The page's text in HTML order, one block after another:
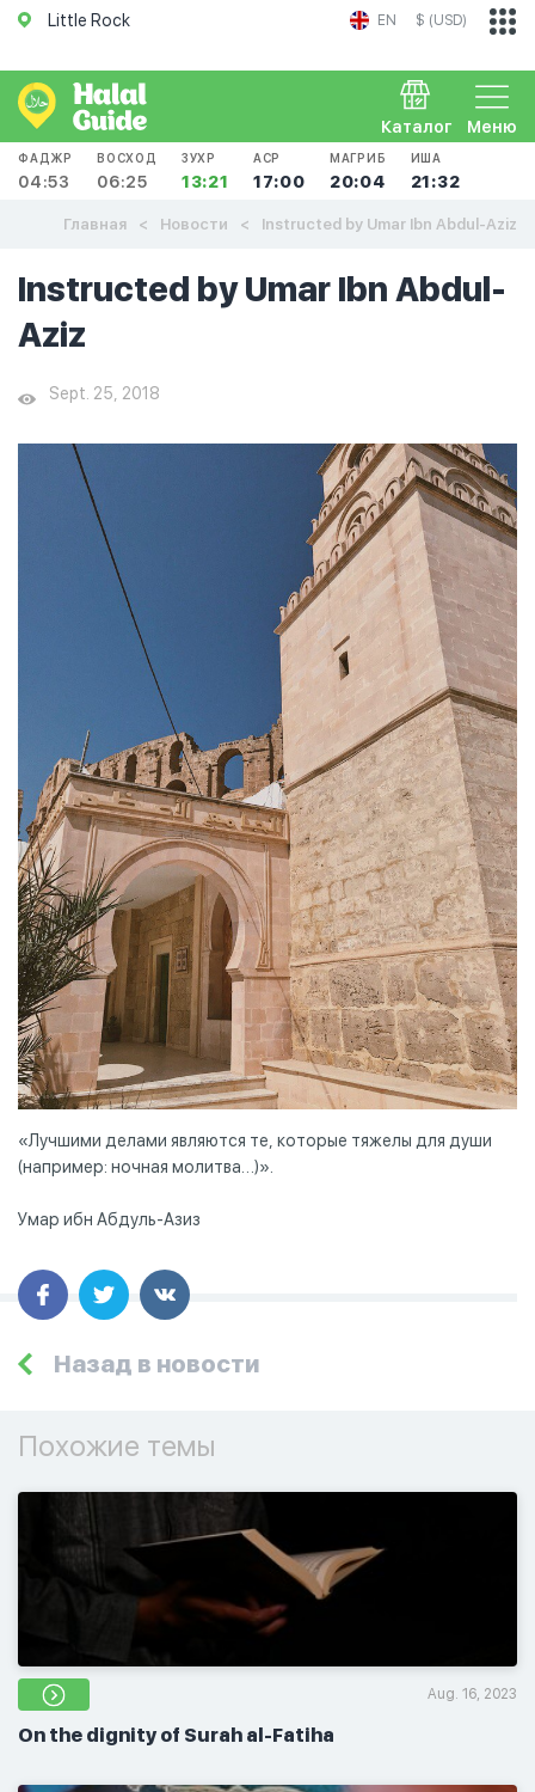
Little Rock EN $ (USD)
Меню
Каталог
ФАДЖР
04:53
ВОСХОД
06:25
ЗУХР
13:21
АСР
17:00
МАГРИБ
20:04
ИША
21:32
Главная Новости Instructed by Umar Ibn Abdul-Aziz
Instructed by Umar Ibn Abdul-
Aziz
Sept. 25, 2018
«Лучшими делами являются те, которые тяжелы для души
(например: ночная молитва…)».
Умар ибн Абдуль-Азиз
Назад в новости
Похожие темы
Aug. 16, 2023
On the dignity of Surah al-Fatiha